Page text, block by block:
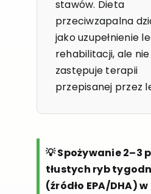
stawów. Dieta
przeciwzapalna
jako uzupełnienie
rehabilitacji, ale nie
zastępuje terapii
przepisanej przez
💡 Spożywanie 2–3
tłustych ryb
(źródło EPA/DHA) w